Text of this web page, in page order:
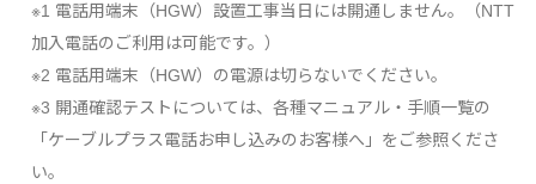
※1 電話用端末（HGW）設置工事当日には開通しません。（NTT
加入電話のご利用は可能です。）
※2 電話用端末（HGW）の電源は切らないでください。
※3 開通確認テストについては、各種マニュアル・手順一覧の
「ケーブルプラス電話お申し込みのお客様へ」をご参照くださ
い。